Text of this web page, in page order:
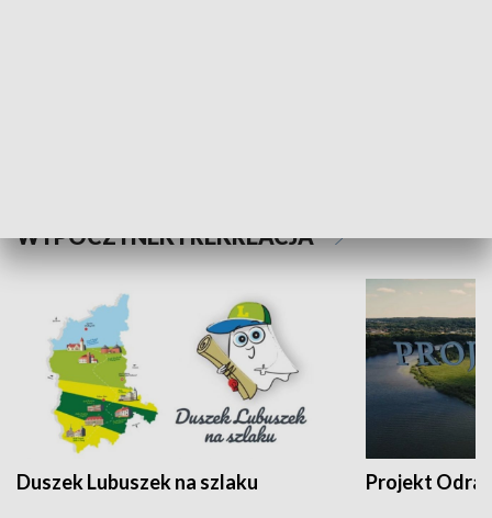
WYPOCZYNEK I REKREACJA
Duszek Lubuszek na szlaku Projekt Odra